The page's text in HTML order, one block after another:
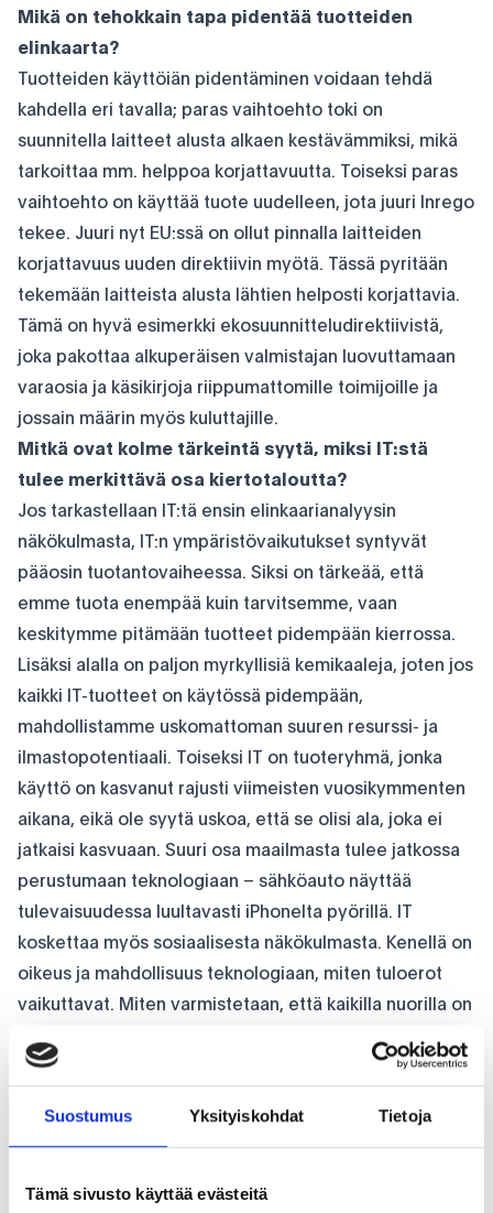
Suostumus Yksityiskohdat Tietoja
Tämä sivusto käyttää evästeitä
Mikä on tehokkain tapa pidentää tuotteiden
elinkaarta?
Tuotteiden käyttöiän pidentäminen voidaan tehdä
kahdella eri tavalla; paras vaihtoehto toki on
suunnitella laitteet alusta alkaen kestävämmiksi, mikä
tarkoittaa mm. helppoa korjattavuutta. Toiseksi paras
vaihtoehto on käyttää tuote uudelleen, jota juuri Inrego
tekee. Juuri nyt EU:ssä on ollut pinnalla laitteiden
korjattavuus uuden direktiivin myötä. Tässä pyritään
tekemään laitteista alusta lähtien helposti korjattavia.
Tämä on hyvä esimerkki ekosuunnitteludirektiivistä,
joka pakottaa alkuperäisen valmistajan luovuttamaan
varaosia ja käsikirjoja riippumattomille toimijoille ja
jossain määrin myös kuluttajille.
Mitkä ovat kolme tärkeintä syytä, miksi IT:stä
tulee merkittävä osa kiertotaloutta?
Jos tarkastellaan IT:tä ensin elinkaarianalyysin
näkökulmasta, IT:n ympäristövaikutukset syntyvät
pääosin tuotantovaiheessa. Siksi on tärkeää, että
emme tuota enempää kuin tarvitsemme, vaan
keskitymme pitämään tuotteet pidempään kierrossa.
Lisäksi alalla on paljon myrkyllisiä kemikaaleja, joten jos
kaikki IT-tuotteet on käytössä pidempään,
mahdollistamme uskomattoman suuren resurssi- ja
ilmastopotentiaali. Toiseksi IT on tuoteryhmä, jonka
käyttö on kasvanut rajusti viimeisten vuosikymmenten
aikana, eikä ole syytä uskoa, että se olisi ala, joka ei
jatkaisi kasvuaan. Suuri osa maailmasta tulee jatkossa
perustumaan teknologiaan – sähköauto näyttää
tulevaisuudessa luultavasti iPhonelta pyörillä. IT
koskettaa myös sosiaalisesta näkökulmasta. Kenellä on
oikeus ja mahdollisuus teknologiaan, miten tuloerot
vaikuttavat. Miten varmistetaan, että kaikilla nuorilla on
toimijoita, jotka uudistavat vanhoja laitteita käyttöön.
kiertotalouteen?
kiertotalouden edistämiseksi. Emme ehkä pysty